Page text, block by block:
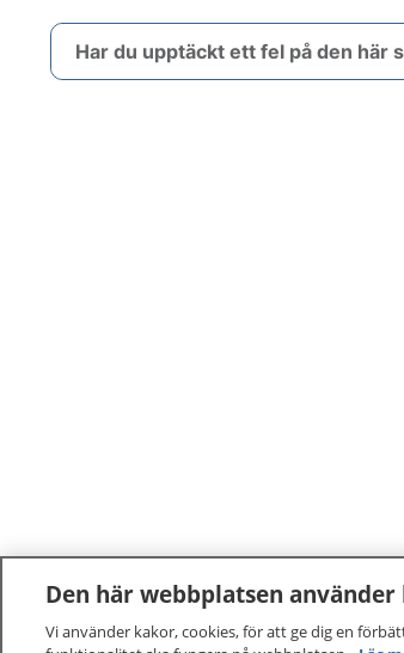
Har du upptäckt ett fel på den här
Den här webbplatsen
Vi använder kakor, cookies, för att ge dig en